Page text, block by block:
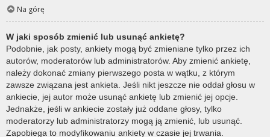
Na górę
W jaki sposób zmienić lub usunąć ankietę?
Podobnie, jak posty, ankiety mogą być zmieniane tylko przez ich
autorów, moderatorów lub administratorów. Aby zmienić ankietę,
należy dokonać zmiany pierwszego posta w wątku, z którym
zawsze związana jest ankieta. Jeśli nikt jeszcze nie oddał głosu w
ankiecie, jej autor może usunąć ankietę lub zmienić jej opcje.
Jednakże, jeśli w ankiecie zostały już oddane głosy, tylko
moderatorzy lub administratorzy mogą ją zmienić, lub usunąć.
Zapobiega to modyfikowaniu ankiety w czasie jej trwania.